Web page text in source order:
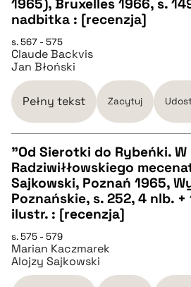
BIBTEX
pobierz cytat
1965), Bruxelles 1966, s.
nadbitka : [recenzja]
s. 567 - 575
Claude Backvis
Jan Błoński
Pełny tekst Zacytuj
CZYSTY TEKST
pobierz cytat
BIBTEX
"Od Sierotki do Rybeńki.
Radziwiłłowskiego
Sajkowski, Poznań 1965,
Poznańskie, s. 252, 4 nlb.
ilustr. : [recenzja]
s. 575 - 579
Marian Kaczmarek
Alojzy Sajkowski